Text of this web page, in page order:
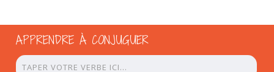
APPRENDRE À CONJUGUER